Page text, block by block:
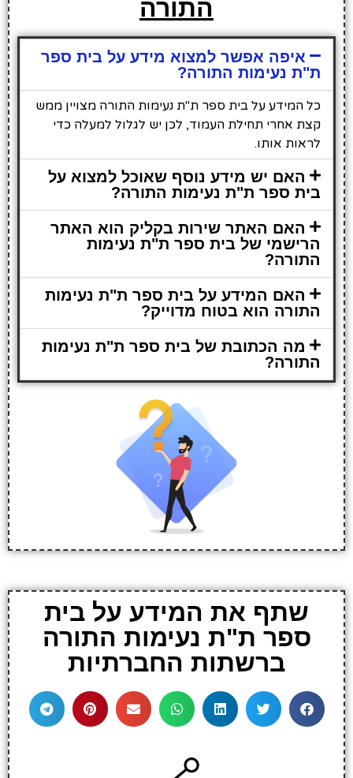
התורה
איפה אפשר למצוא מידע על בית ספר
ת"ת נעימות התורה?
כל המידע על בית ספר ת"ת נעימות התורה מצויין ממש
קצת אחרי תחילת העמוד, לכן יש לגלול למעלה כדי
לראות אותו.
האם יש מידע נוסף שאוכל למצוא על
בית ספר ת"ת נעימות התורה?
האם האתר שירות בקליק הוא האתר
הרישמי של בית ספר ת"ת נעימות
התורה?
האם המידע על בית ספר ת"ת נעימות
התורה הוא בטוח מדוייק?
מה הכתובת של בית ספר ת"ת נעימות
התורה?
שתף את המידע על בית
ספר ת"ת נעימות התורה
ברשתות החברתיות